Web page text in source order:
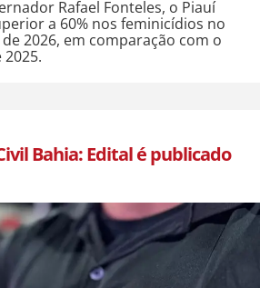
Rafael Fonteles, o Piauí
a 60% nos feminicídios no
2026, em comparação com o
Bahia: Edital é publicado